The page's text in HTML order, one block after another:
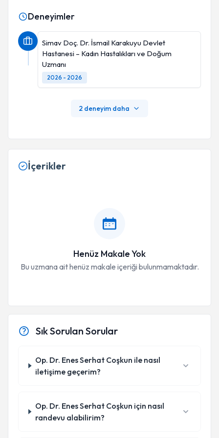
Deneyimler
Simav Doç. Dr. İsmail Karakuyu Devlet
Hastanesi – Kadın Hastalıkları ve Doğum
Uzmanı
2026 - 2026
2 deneyim daha
İçerikler
Henüz Makale Yok
Bu uzmana ait henüz makale içeriği bulunmamaktadır.
Sık Sorulan Sorular
Op. Dr. Enes Serhat Coşkun ile nasıl
iletişime geçerim?
Op. Dr. Enes Serhat Coşkun için nasıl
randevu alabilirim?